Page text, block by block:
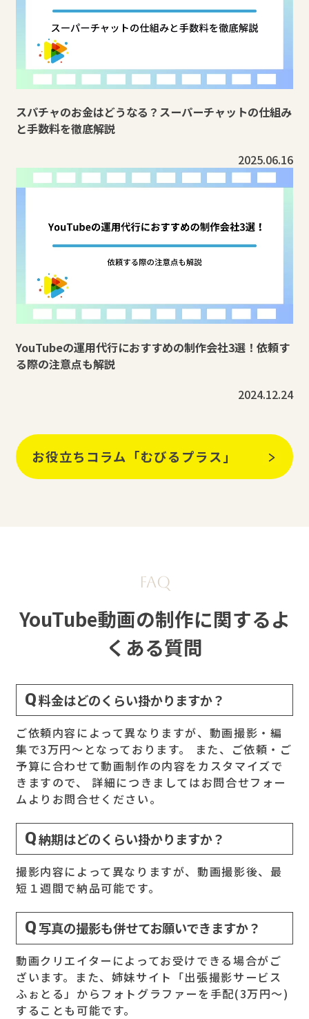
スパチャのお金はどうなる？スーパーチャットの仕組み
と手数料を徹底解説
2025.06.16
YouTubeの運用代行におすすめの制作会社3選！依頼す
る際の注意点も解説
2024.12.24
お役立ちコラム「むびるプラス」
YouTube動画の制作に関するよ
くある質問
料金はどのくらい掛かりますか？
ご依頼内容によって異なりますが、動画撮影・編
集で3万円～となっております。 また、ご依頼・ご
予算に合わせて動画制作の内容をカスタマイズで
きますので、 詳細につきましてはお問合せフォー
ムよりお問合せください。
納期はどのくらい掛かりますか？
撮影内容によって異なりますが、動画撮影後、最
短１週間で納品可能です。
写真の撮影も併せてお願いできますか？
動画クリエイターによってお受けできる場合がご
ざいます。また、姉妹サイト「出張撮影サービス
ふぉとる」からフォトグラファーを手配(3万円～)
することも可能です。